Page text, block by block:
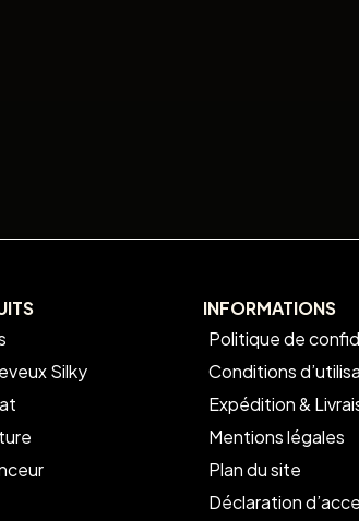
Silky
INFORMATIONS
Politique de
Conditions
Expédition &
Mentions légales
Plan du site
Déclaration